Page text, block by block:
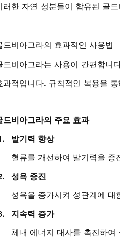
러한 자연 성분들이 함유된 골
드비아그라의 효과적인 사용법
드비아그라는 사용이 간편합니
과적입니다. 규칙적인 복용을
드비아그라의 주요 효과
발기력 향상
혈류를 개선하여 발기력을 증
성욕 증진
성욕을 증가시켜 성관계에 대
지속력 증가
체내 에너지 대사를 촉진하여